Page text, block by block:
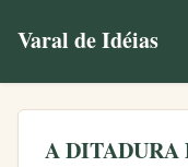
Varal de Idéias
A